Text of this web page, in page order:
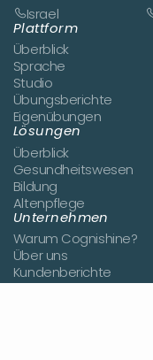
Israel
Plattform
Überblick
Sprache
Studio
Übungsberichte
Eigenübungen
Lösungen
Überblick
Gesundheitswesen
Bildung
Altenpflege
Unternehmen
Warum Cognishine?
Über uns
Kundenberichte
Neuigkeiten